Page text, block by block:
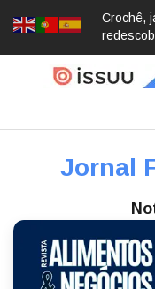
Crochê,
Jornal